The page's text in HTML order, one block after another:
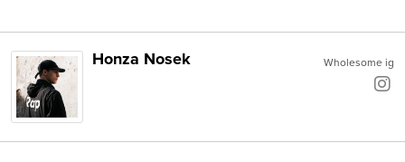
Wholesome ig
Honza Nosek